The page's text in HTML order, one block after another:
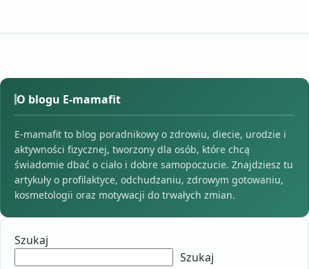
O blogu E-mamafit
E-mamafit to blog poradnikowy o zdrowiu, diecie, urodzie i
aktywności fizycznej, tworzony dla osób, które chcą
świadomie dbać o ciało i dobre samopoczucie. Znajdziesz tu
artykuły o profilaktyce, odchudzaniu, zdrowym gotowaniu,
kosmetologii oraz motywacji do trwałych zmian.
Szukaj
Szukaj